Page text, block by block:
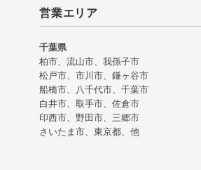
営業エリア
千葉県
柏市、流山市、我孫子市
松戸市、市川市、鎌ヶ谷市
船橋市、八千代市、千葉市
白井市、取手市、佐倉市
印西市、野田市、三郷市
さいたま市、東京都、他